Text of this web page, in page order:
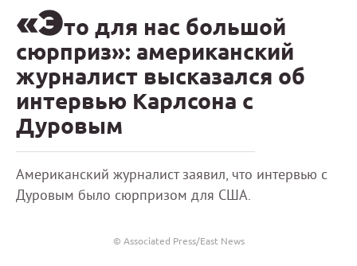
«Это для нас большой
сюрприз»: американский
журналист высказался об
интервью Карлсона с
Дуровым
Американский журналист заявил, что интервью с
Дуровым было сюрпризом для США.
© Associated Press/East News